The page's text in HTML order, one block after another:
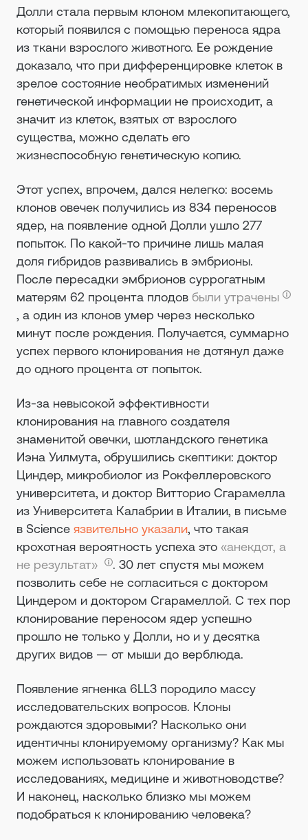
Долли стала первым клоном млекопитающего,
который появился с помощью переноса ядра
из ткани взрослого животного. Ее рождение
доказало, что при дифференцировке клеток в
зрелое состояние необратимых изменений
генетической информации не происходит, а
значит из клеток, взятых от взрослого
существа, можно сделать его
жизнеспособную генетическую копию.
Этот успех, впрочем, дался нелегко: восемь
клонов овечек получились из 834 переносов
ядер, на появление одной Долли ушло 277
попыток. По какой-то причине лишь малая
доля гибридов развивались в эмбрионы.
После пересадки эмбрионов суррогатным
матерям 62 процента плодов были утрачены
, а один из клонов умер через несколько
минут после рождения. Получается, суммарно
успех первого клонирования не дотянул даже
до одного процента от попыток.
Из-за невысокой эффективности
клонирования на главного создателя
знаменитой овечки, шотландского генетика
Иэна Уилмута, обрушились скептики: доктор
Циндер, микробиолог из Рокфеллеровского
университета, и доктор Витторио Сгарамелла
из Университета Калабрии в Италии, в письме
в Science язвительно указали, что такая
крохотная вероятность успеха это «анекдот, а
не результат»
. 30 лет спустя мы можем
позволить себе не согласиться с доктором
Циндером и доктором Сгарамеллой. С тех пор
клонирование переносом ядер успешно
прошло не только у Долли, но и у десятка
других видов — от мыши до верблюда.
Появление ягненка 6LL3 породило массу
исследовательских вопросов. Клоны
рождаются здоровыми? Насколько они
идентичны клонируемому организму? Как мы
можем использовать клонирование в
исследованиях, медицине и животноводстве?
И наконец, насколько близко мы можем
подобраться к клонированию человека?